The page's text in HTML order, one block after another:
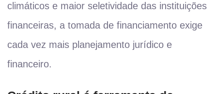
climáticos e maior seletividade das instituições
financeiras, a tomada de financiamento exige
cada vez mais planejamento jurídico e
financeiro.